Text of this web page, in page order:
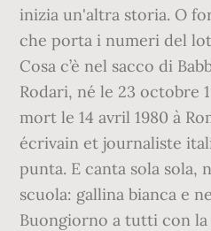
inizia un'altra storia. O
che porta i numeri del
Cosa c’è nel sacco di
Rodari, né le 23 octobre
mort le 14 avril 1980 à
écrivain et journaliste
punta. E canta sola sola,
scuola: gallina bianca e
Buongiorno a tutti con